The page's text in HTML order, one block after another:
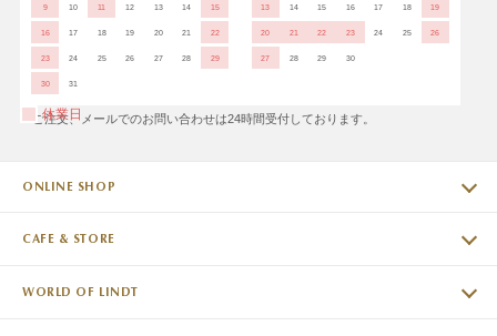
9 10 11 12 13 14 15
16 17 18 19 20 21 22
23 24 25 26 27 28 29
30 31
13 14 15 16 17 18 19
20 21 22 23 24 25 26
27 28 29 30
休業日
※ご注文、メールでのお問い合わせは24時間受付しております。
ONLINE SHOP
CAFE & STORE
WORLD OF LINDT